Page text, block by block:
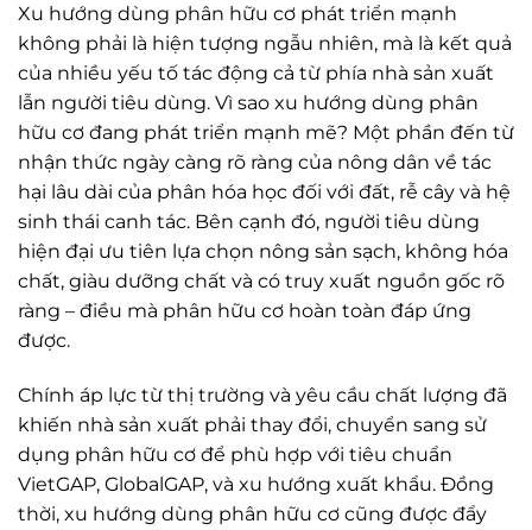
Xu hướng dùng phân hữu cơ phát triển mạnh
không phải là hiện tượng ngẫu nhiên, mà là kết quả
của nhiều yếu tố tác động cả từ phía nhà sản xuất
lẫn người tiêu dùng. Vì sao xu hướng dùng phân
hữu cơ đang phát triển mạnh mẽ? Một phần đến từ
nhận thức ngày càng rõ ràng của nông dân về tác
hại lâu dài của phân hóa học đối với đất, rễ cây và hệ
sinh thái canh tác. Bên cạnh đó, người tiêu dùng
hiện đại ưu tiên lựa chọn nông sản sạch, không hóa
chất, giàu dưỡng chất và có truy xuất nguồn gốc rõ
ràng – điều mà phân hữu cơ hoàn toàn đáp ứng
được.
Chính áp lực từ thị trường và yêu cầu chất lượng đã
khiến nhà sản xuất phải thay đổi, chuyển sang sử
dụng phân hữu cơ để phù hợp với tiêu chuẩn
VietGAP, GlobalGAP, và xu hướng xuất khẩu. Đồng
thời, xu hướng dùng phân hữu cơ cũng được đẩy